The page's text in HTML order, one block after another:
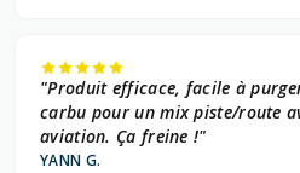
"Produit efficace, facile à
carbu pour un mix piste/route
aviation. Ça freine !"
YANN G.